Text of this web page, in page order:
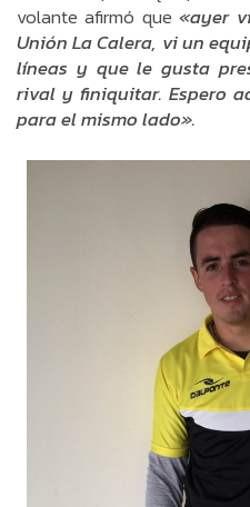
volante afirmó que«ayer
Unión La Calera, vi un
líneas y que le gusta
rival y finiquitar. Espero
para el mismo lado».